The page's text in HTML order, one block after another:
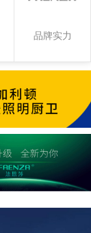
品牌实力